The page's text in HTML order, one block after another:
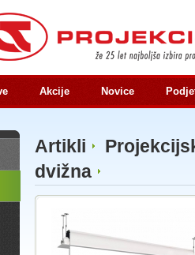
Akcije Novice
Artikli
dvižna